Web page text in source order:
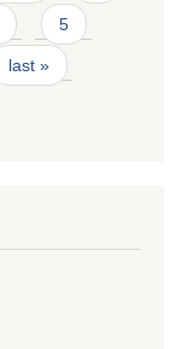
5
last »